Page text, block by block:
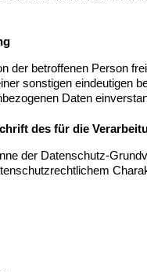
der betroffenen Person
sonstigen eindeutigen
Daten
des für die
der Datenschutz-